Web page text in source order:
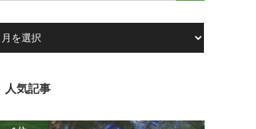
人気記事